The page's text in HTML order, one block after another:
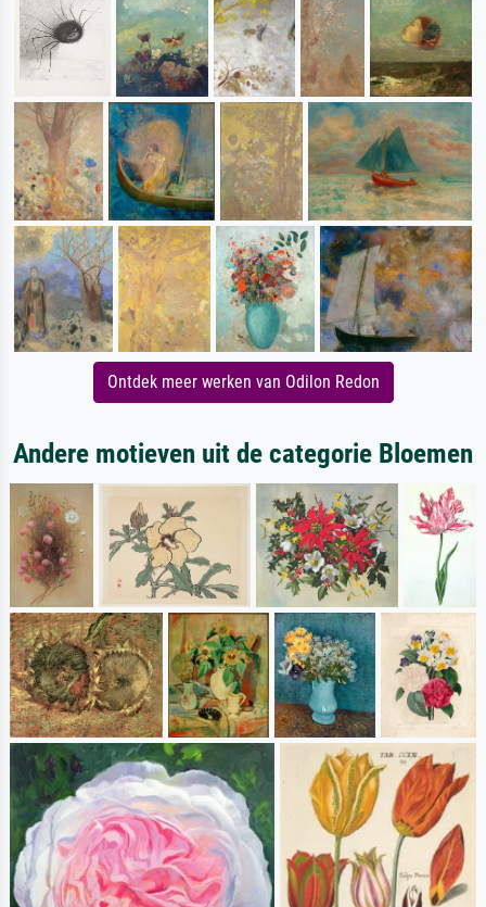
Ontdek meer werken van Odilon Redon
Andere motieven uit de categorie Bloemen